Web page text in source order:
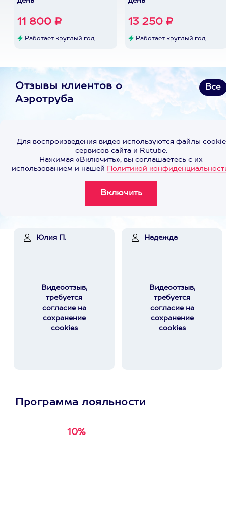
11 800 ₽
Работает круглый год
13 250 ₽
Работает круглый год
Отзывы клиентов о
Аэротруба
Все
Для воспроизведения видео используются файлы cookie
сервисов сайта и Rutube.
Нажимая «Включить», вы соглашаетесь с их
использованием и нашей Политикой
Юлия П.
Видеоотзыв,
требуется
согласие на
сохранение
cookies
Надежда
Видеоотзыв,
требуется
согласие на
сохранение
cookies
Программа лояльности
10%